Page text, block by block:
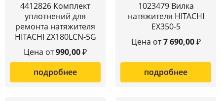
4412826 Комплект
уплотнений для
ремонта натяжителя
HITACHI ZX180LCN-5G
Цена от990,00₽
подробнее
1023479 Вилка
натяжителя HITACHI
EX350-5
Цена от7 690,00₽
подробнее